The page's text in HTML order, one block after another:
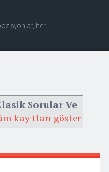
her
Sorular Ve
kayıtları göster